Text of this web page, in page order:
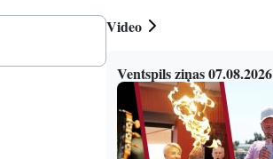
Video
Ventspils ziņas 07.08.2026